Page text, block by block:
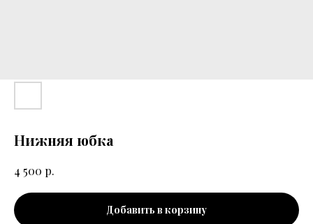
Нижняя юбка
4 500 р.
Добавить в корзину